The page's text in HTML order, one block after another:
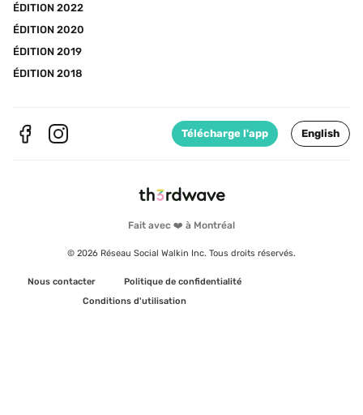
Fait avec ❤️ à Montréal
© 2026 Réseau Social Walkin Inc. Tous droits réservés.
Nous contacter
Politique de confidentialité
Conditions d'utilisation
ÉDITION 2022
ÉDITION 2020
ÉDITION 2019
ÉDITION 2018
Télécharge l'app English